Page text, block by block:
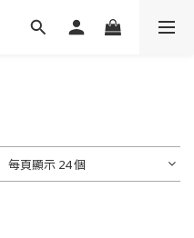
每頁顯示 24 個